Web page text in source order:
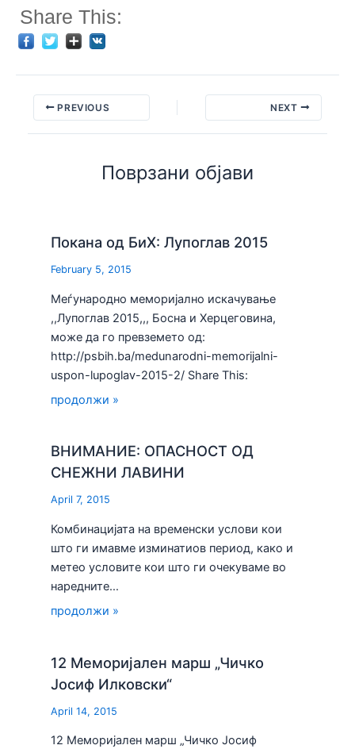
Share This:
PREVIOUS NEXT
Поврзани објави
Покана од БиХ: Лупоглав 2015
February 5, 2015
Меѓународно меморијално искачување
,,Лупоглав 2015,,, Босна и Херцеговина,
може да го превземето од:
http://psbih.ba/medunarodni-memorijalni-
uspon-lupoglav-2015-2/ Share This:
продолжи »
ВНИМАНИЕ: ОПАСНОСТ ОД
СНЕЖНИ ЛАВИНИ
April 7, 2015
Комбинацијата на временски услови кои
што ги имавме изминатиов период, како и
метео условите кои што ги очекуваме во
наредните…
продолжи »
12 Меморијален марш „Чичко
Јосиф Илковски“
April 14, 2015
12 Меморијален марш „Чичко Јосиф